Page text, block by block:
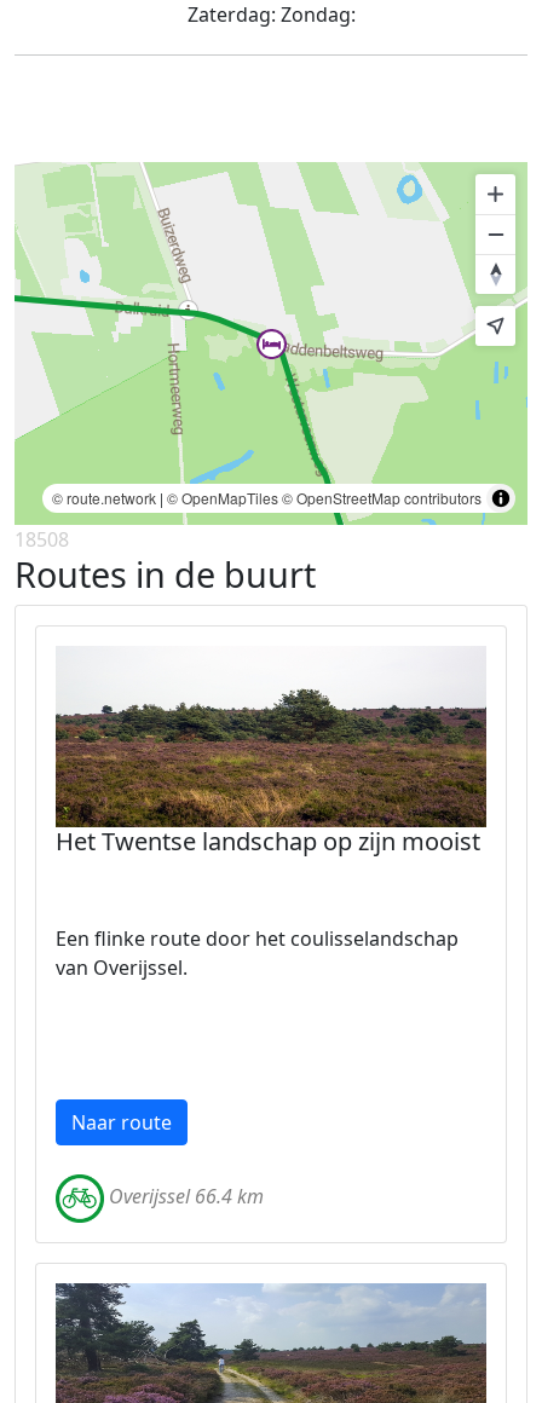
Zaterdag: Zondag:
© route.network | © OpenMapTiles© OpenStreetMap contributors
18508
Routes in de buurt
Het Twentse landschap op zijn mooist
Een flinke route door het coulisselandschap
van Overijssel.
Naar route
Overijssel 66.4 km